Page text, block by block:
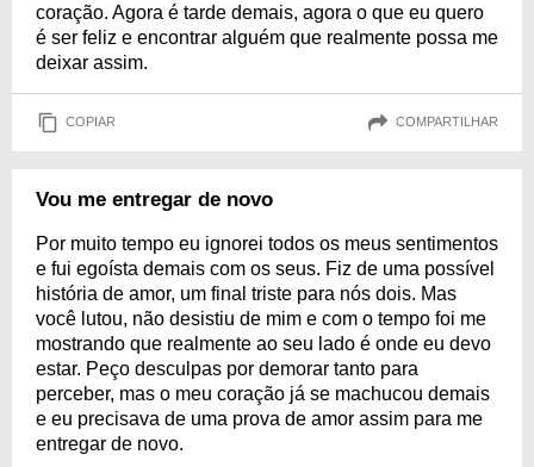
coração. Agora é tarde demais, agora o que eu quero
é ser feliz e encontrar alguém que realmente possa me
deixar assim.
COPIAR COMPARTILHAR
Vou me entregar de novo
Por muito tempo eu ignorei todos os meus sentimentos
e fui egoísta demais com os seus. Fiz de uma possível
história de amor, um final triste para nós dois. Mas
você lutou, não desistiu de mim e com o tempo foi me
mostrando que realmente ao seu lado é onde eu devo
estar. Peço desculpas por demorar tanto para
perceber, mas o meu coração já se machucou demais
e eu precisava de uma prova de amor assim para me
entregar de novo.